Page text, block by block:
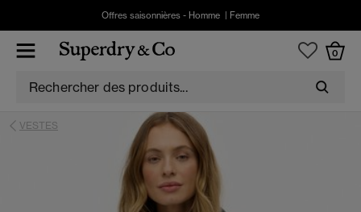
Offres saisonnières - Homme Femme
0
VESTES